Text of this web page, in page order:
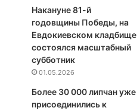
Накануне 81-й
годовщины Победы, на
Евдокиевском кладбище
состоялся масштабный
субботник
01.05.2026
Более 30 000 липчан уже
присоединились к